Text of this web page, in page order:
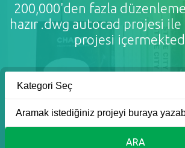
200,000'den fazla
hazır .dwg autocad projesi ile
projesi
Kategori Seç
ARA